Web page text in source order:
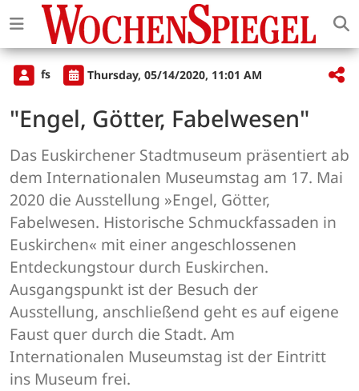
fs Thursday, 05/14/2020, 11:01 AM
"Engel, Götter, Fabelwesen"
Das Euskirchener Stadtmuseum präsentiert ab
dem Internationalen Museumstag am 17. Mai
2020 die Ausstellung »Engel, Götter,
Fabelwesen. Historische Schmuckfassaden in
Euskirchen« mit einer angeschlossenen
Entdeckungstour durch Euskirchen.
Ausgangspunkt ist der Besuch der
Ausstellung, anschließend geht es auf eigene
Faust quer durch die Stadt. Am
Internationalen Museumstag ist der Eintritt
ins Museum frei.